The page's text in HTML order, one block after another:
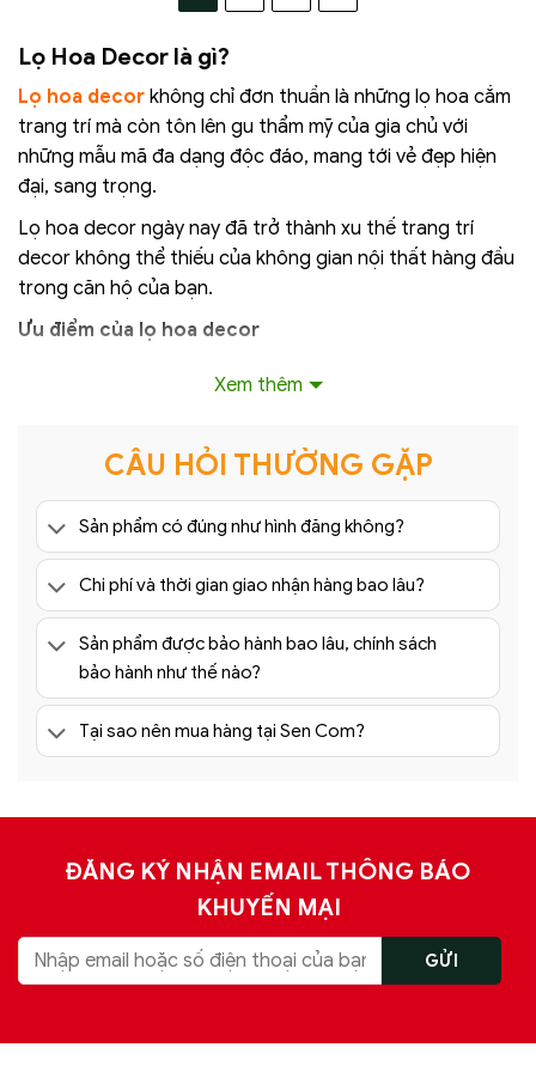
Lọ Hoa Decor là gì?
Lọ hoa decor không chỉ đơn thuần là những lọ hoa cắm
trang trí mà còn tôn lên gu thẩm mỹ của gia chủ với
những mẫu mã đa dạng độc đáo, mang tới vẻ đẹp hiện
đại, sang trọng.
Lọ hoa decor ngày nay đã trở thành xu thế trang trí
decor không thể thiếu của không gian nội thất hàng đầu
trong căn hộ của bạn.
Ưu điểm của lọ hoa decor
bằng cách cắm những đóa hoa tươi xinh đẹp hoặc trang
trí bằng những bông hoa giả cũng sẽ mang lại một
không khi tươi mát, hài hoà với thiên nhiên cho bạn.
Đồng thời với một lọ hoa cao cấp thì dù trưng bất cứ nơi
đâu bạn cũng sẽ làm toát lên được vẻ đẹp sang trọng
của nó.
2. Bắt mắt người xem:
Để thể hiện được trọn vẹn vẻ đẹp của một chiếc bình
hoa đẹp thì nó phải bắt mắt được người xem.
Bởi chỉ khi
có được vẻ đẹp ngây ngút ánh nhìn người xem thì mới
Với những mẫu bình hoa cao cấp như ngày nay thì việc
đa dạng mẫu mã chính là điều cần thiết mà nó nên có.
Đa dạng mẫu mã bình hoa giúp người mua có thể so
sánh và chọn được món đồ mà mình thích nhất.
Xem thêm
CÂU HỎI THƯỜNG GẶP
Sản phẩm có đúng như hình đăng không?
Chi phí và thời gian giao nhận hàng bao lâu?
Sản phẩm được bảo hành bao lâu, chính sách
bảo hành như thế nào?
Tại sao nên mua hàng tại Sen Com?
ĐĂNG KÝ NHẬN EMAIL THÔNG BÁO
KHUYẾN MẠI